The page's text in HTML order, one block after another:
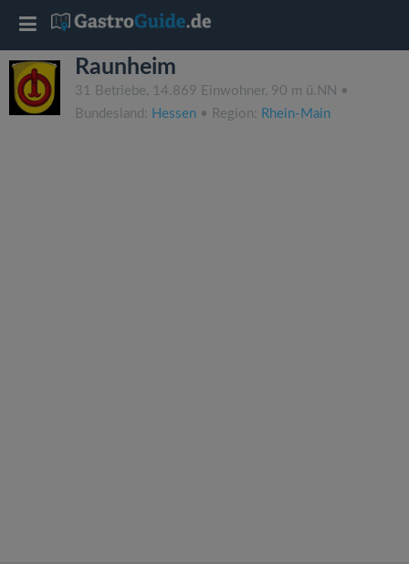
Raunheim
31 Betriebe, 14.869 Einwohner, 90 m ü.NN •
Bundesland: Hessen • Region: Rhein-Main
T
o
g